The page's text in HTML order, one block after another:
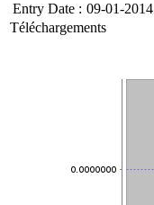
Entry Date : 09-01-2014
Téléchargements